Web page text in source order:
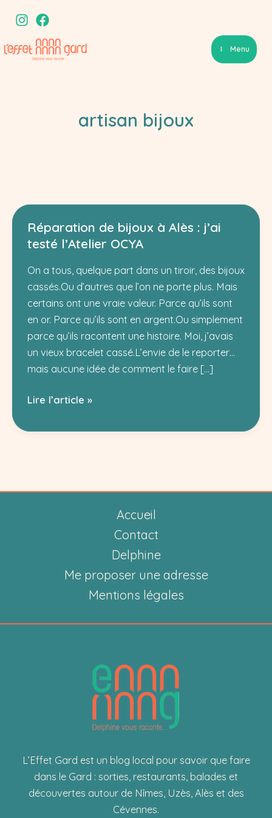
contenu
Menu
artisan bijoux
Réparation de bijoux à Alès : j’ai
testé l’Atelier OCYA
On a tous, quelque part dans un tiroir, des bijoux
cassés.Ou d’autres que l’on ne porte plus. Mais
certains ont une vraie valeur. Parce qu’ils sont
en or. Parce qu’ils sont en argent.Ou simplement
parce qu’ils racontent une histoire. Moi, j’avais
un vieux bracelet cassé.L’envie de le reporter…
mais aucune idée de comment le faire […]
Réparation
bijoux
Lire l’article »
Accueil
Contact
Delphine
Me proposer une adresse
Mentions légales
L’Effet Gard est un blog local pour savoir que faire
dans le Gard : sorties, restaurants, balades et
découvertes autour de Nîmes, Uzès, Alès et des
Cévennes.